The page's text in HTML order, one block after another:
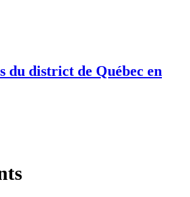
du district de Québec en